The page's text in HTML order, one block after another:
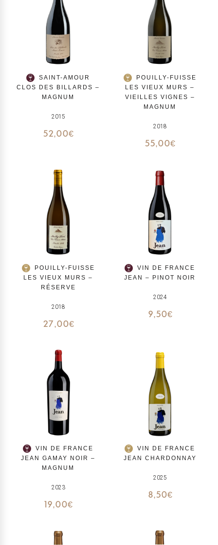
SAINT-AMOUR
CLOS DES BILLARDS –
MAGNUM
2015
52,00€
POUILLY-FUISSE
LES VIEUX MURS –
VIEILLES VIGNES –
MAGNUM
2018
55,00€
POUILLY-FUISSE
LES VIEUX MURS –
RÉSERVE
2018
27,00€
VIN DE FRANCE
JEAN – PINOT NOIR
2024
9,50€
VIN DE FRANCE
JEAN GAMAY NOIR –
MAGNUM
2023
19,00€
VIN DE FRANCE
JEAN CHARDONNAY
2025
8,50€